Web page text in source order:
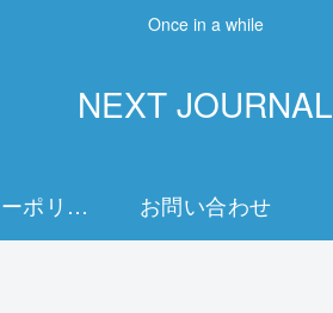
Once in a while
NEXT JOURNAL
プライバシーポリシー お問い合わせ